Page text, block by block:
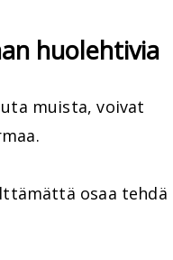
huolehtivia
muista, voivat
osaa tehdä